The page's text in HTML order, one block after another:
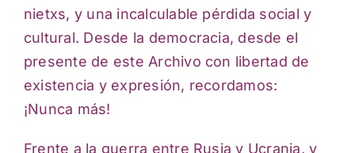
nietxs, y una incalculable pérdida social y
cultural. Desde la democracia, desde el
presente de este Archivo con libertad de
existencia y expresión, recordamos:
¡Nunca más!
Frente a la guerra entre Rusia y Ucrania, y